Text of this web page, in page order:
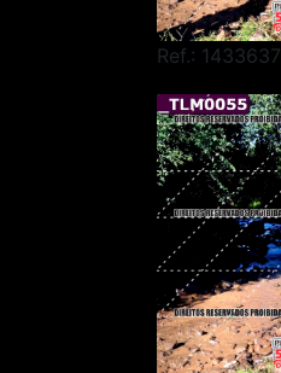
Ref.: 1433637